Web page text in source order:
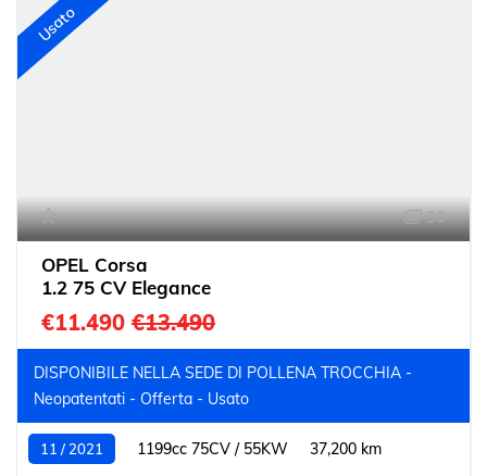
Usato
30
OPEL Corsa
1.2 75 CV Elegance
€11.490 €13.490
DISPONIBILE NELLA SEDE DI POLLENA TROCCHIA -
Neopatentati - Offerta - Usato
11 / 2021 1199cc 75CV / 55KW 37,200 km